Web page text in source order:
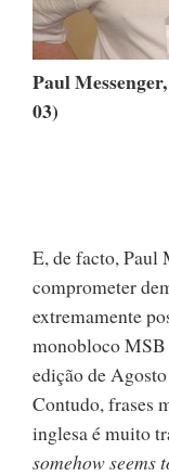
Paul
03)
E, de facto, Paul
comprometer
extremamente
monobloco
edição de
Contudo, frases
inglesa é muito
somehow seems